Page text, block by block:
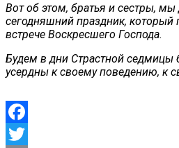
Вот об этом, братья и сестры,
сегодняшний праздник, который
встрече Воскресшего Господа.
Будем в дни Страстной седмицы
усердны к своему поведению, к
Facebook